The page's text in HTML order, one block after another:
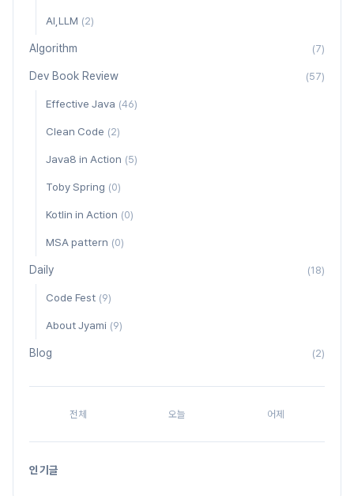
AI,LLM (2)
Algorithm (7)
Dev Book Review (57)
Effective Java (46)
Clean Code (2)
Java8 in Action (5)
Toby Spring (0)
Kotlin in Action (0)
MSA pattern (0)
Daily (18)
Code Fest (9)
About Jyami (9)
Blog (2)
전체 오늘 어제